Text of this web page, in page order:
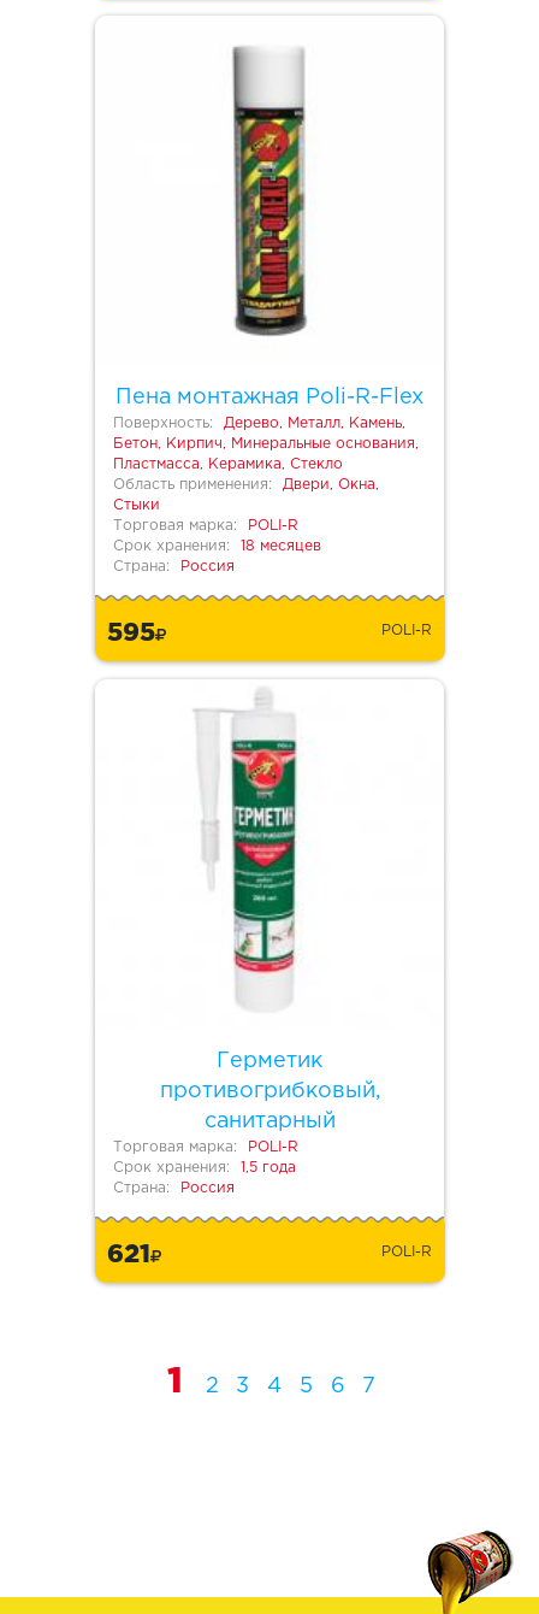
Пена монтажная Poli-R-Flex
Поверхность:
Дерево, Металл, Камень,
Бетон, Кирпич, Минеральные основания,
Пластмасса, Керамика, Стекло
Область применения:
Двери, Окна,
Стыки
Торговая марка:
POLI-R
Срок хранения:
18 месяцев
Страна:
Россия
595 POLI-R
Герметик
противогрибковый,
санитарный
Торговая марка:
POLI-R
Срок хранения:
1,5 года
Страна:
Россия
621 POLI-R
1 2 3 4 5 6 7